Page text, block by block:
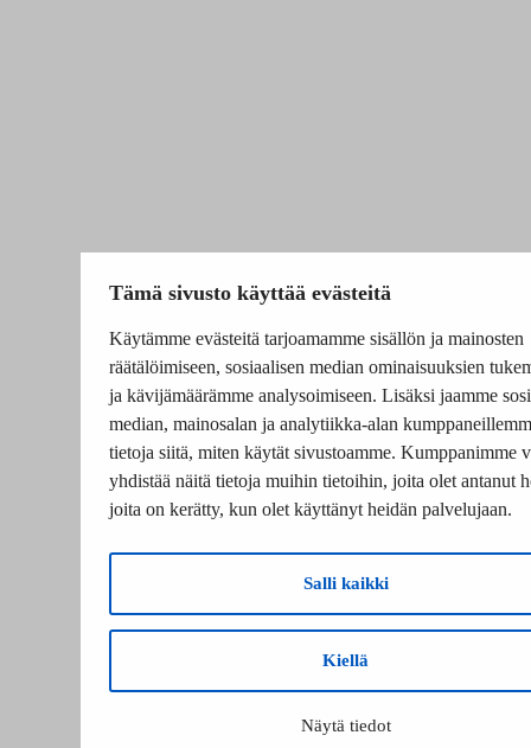
Tämä sivusto käyttää evästeitä
Käytämme evästeitä tarjoamamme sisällön ja mainosten
räätälöimiseen, sosiaalisen median ominaisuuksien
ja kävijämäärämme analysoimiseen. Lisäksi jaamme
median, mainosalan ja analytiikka-alan
tietoja siitä, miten käytät sivustoamme. Kumppanimme
yhdistää näitä tietoja muihin tietoihin, joita olet antanut
joita on kerätty, kun olet käyttänyt heidän palvelujaan.
Salli kaikki
Kiellä
Näytä tiedot